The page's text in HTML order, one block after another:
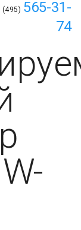
(495) 565-31-
74